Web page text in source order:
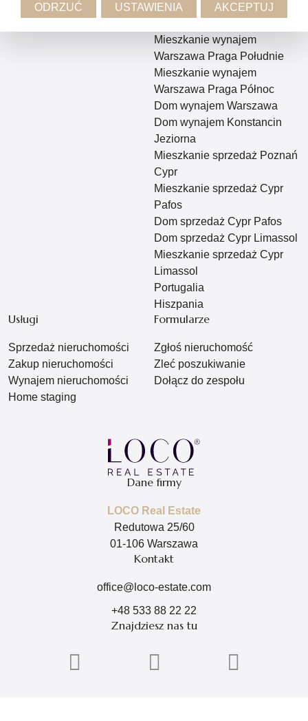
Mieszkanie wynajem
Mieszkanie wynajem
Warszawa Praga Południe
Mieszkanie wynajem
Warszawa Praga Północ
Dom wynajem Warszawa
Dom wynajem Konstancin
Jeziorna
Mieszkanie sprzedaż Poznań
Cypr
Mieszkanie sprzedaż Cypr
Pafos
Dom sprzedaż Cypr Pafos
Dom sprzedaż Cypr Limassol
Mieszkanie sprzedaż Cypr
Limassol
Portugalia
Hiszpania
Usługi
Sprzedaż nieruchomości
Zakup nieruchomości
Wynajem nieruchomości
Home staging
Formularze
Zgłoś nieruchomość
Zleć poszukiwanie
Dołącz do zespołu
Dane firmy
LOCO Real Estate
Redutowa 25/60
01-106 Warszawa
Kontakt
office@loco-estate.com
+48 533 88 22 22
Znajdziesz nas tu
ODRZUĆ USTAWIENIA AKCEPTUJ